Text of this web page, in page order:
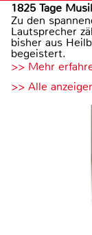
1825 Tage
Zu den
Lautsprecher
bisher aus
begeistert.
>> Mehr
>> Alle